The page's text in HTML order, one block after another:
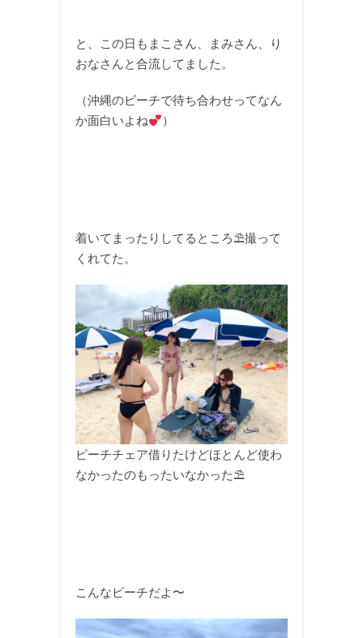
と、この日もまこさん、まみさん、り
おなさんと合流してました。
（沖縄のビーチで待ち合わせってなん
か面白いよね
）
着いてまったりしてるところ⛱撮って
くれてた。
ビーチチェア借りたけどほとんど使わ
なかったのもったいなかった⛱
こんなビーチだよ〜